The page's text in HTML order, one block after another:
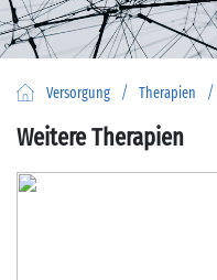
Versorgung / Therapien /
Weitere Therapien